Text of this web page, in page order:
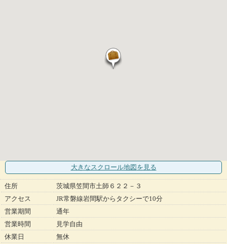
大きなスクロール地図 を見る
住所
茨城県笠間市土師６２２－３
アクセス
JR常磐線岩間駅からタクシーで10分
営業期間
通年
営業時間
見学自由
休業日
無休